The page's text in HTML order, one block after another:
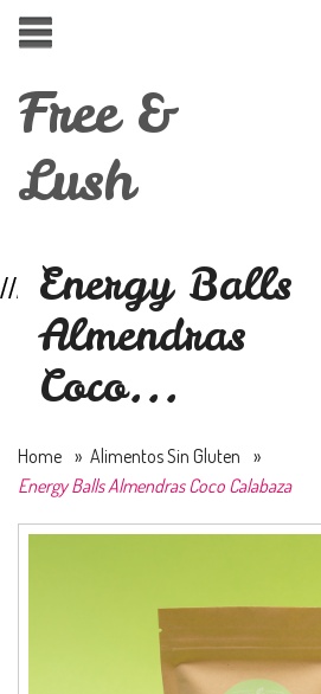
Free &
Lush
Energy Balls
Almendras
Coco...
Home » Alimentos Sin Gluten »
Energy Balls Almendras Coco Calabaza